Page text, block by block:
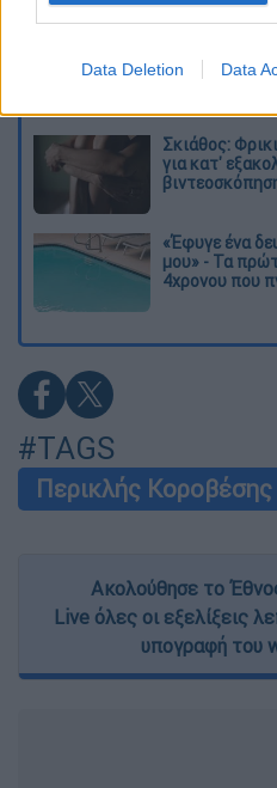
Data Deletion Data
Σκιάθος:
για κατ'
«Έφυγε ένα
μου» - Τα
4χρονου που
#TAGS
Περικλής Κοροβέσης
Ακολούθησε το
Live όλες οι εξελίξεις
υπογραφή του